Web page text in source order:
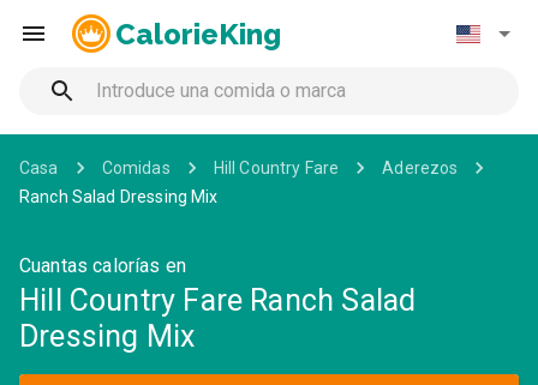
CalorieKing
Casa Comidas Hill Country Fare
Aderezos
Ranch Salad Dressing Mix
Cuantas calorías en
Hill Country Fare Ranch Salad
Dressing Mix